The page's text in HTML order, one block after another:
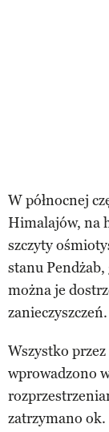
W północnej
Himalajów, na
szczyty
stanu
można je
zanieczyszczeń.
Wszystko
wprowadzono
zatrzymano